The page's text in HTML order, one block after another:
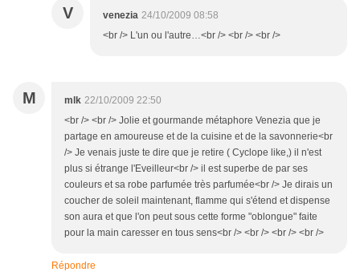
V venezia 24/10/2009 08:58
<br /> L'un ou l'autre…<br /> <br /> <br />
M mlk 22/10/2009 22:50
<br /> <br /> Jolie et gourmande métaphore Venezia que je
partage en amoureuse et de la cuisine et de la savonnerie<br
/> Je venais juste te dire que je retire ( Cyclope like,) il n'est
plus si étrange l'Eveilleur<br /> il est superbe de par ses
couleurs et sa robe parfumée très parfumée<br /> Je dirais un
coucher de soleil maintenant, flamme qui s'étend et dispense
son aura et que l'on peut sous cette forme "oblongue" faite
pour la main caresser en tous sens<br /> <br /> <br /> <br />
Répondre